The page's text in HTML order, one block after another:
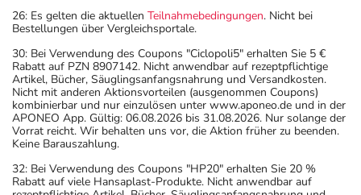
26: Es gelten die aktuellen Teilnahmebedingungen. Nicht bei
Bestellungen über Vergleichsportale.
30: Bei Verwendung des Coupons "Ciclopoli5" erhalten Sie 5 €
Rabatt auf PZN 8907142. Nicht anwendbar auf rezeptpflichtige
Artikel, Bücher, Säuglingsanfangsnahrung und Versandkosten.
Nicht mit anderen Aktionsvorteilen (ausgenommen Coupons)
kombinierbar und nur einzulösen unter www.aponeo.de und in der
APONEO App. Gültig: 06.08.2026 bis 31.08.2026. Nur solange der
Vorrat reicht. Wir behalten uns vor, die Aktion früher zu beenden.
Keine Barauszahlung.
32: Bei Verwendung des Coupons "HP20" erhalten Sie 20 %
Rabatt auf viele Hansaplast-Produkte. Nicht anwendbar auf